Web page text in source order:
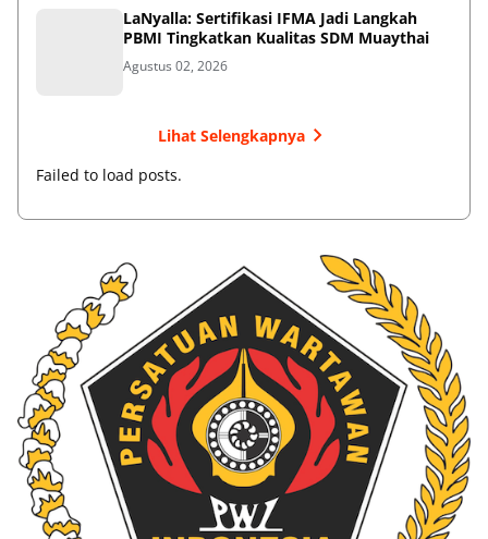
LaNyalla: Sertifikasi IFMA Jadi Langkah
PBMI Tingkatkan Kualitas SDM Muaythai
Agustus 02, 2026
Lihat Selengkapnya
Failed to load posts.